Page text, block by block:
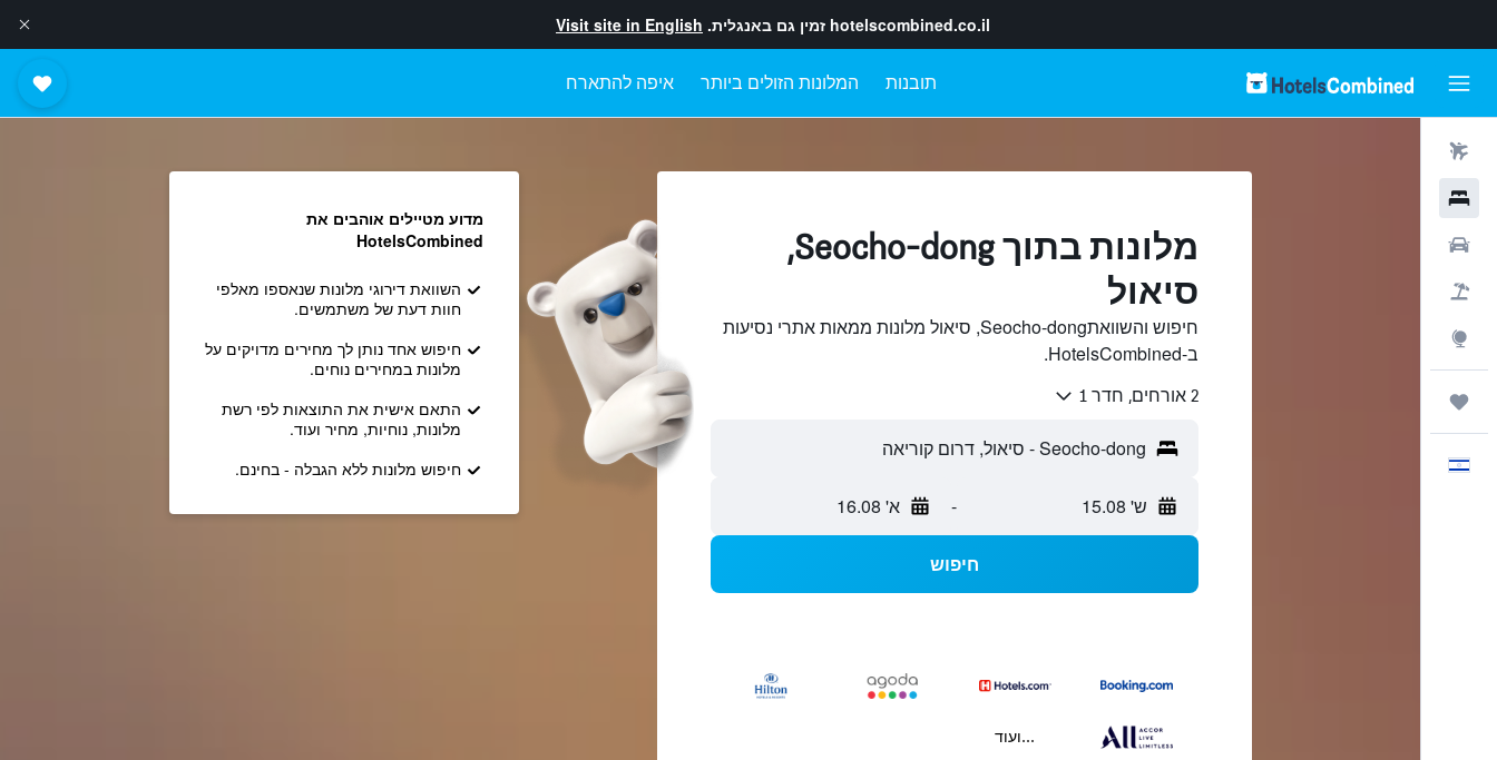
hotelscombined.co.il זמין גם באנגלית. Visit site in English
תובנות המלונות הזולים ביותר איפה להתארח
מלונות בתוך Seocho-dong,
סיאול
חיפוש והשוואתSeocho-dong, סיאול מלונות ממאות אתרי נסיעות
ב-HotelsCombined.
2 אורחים, חדר 1
ש' 15.08 - א' 16.08
חיפוש
...ועוד
מדוע מטיילים אוהבים את
HotelsCombined
השוואת דירוגי מלונות שנאספו מאלפי
חוות דעת של משתמשים.
חיפוש אחד נותן לך מחירים מדויקים על
מלונות במחירים נוחים.
התאם אישית את התוצאות לפי רשת
מלונות, נוחיות, מחיר ועוד.
חיפוש מלונות ללא הגבלה - בחינם.